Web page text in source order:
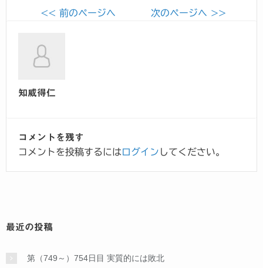
<< 前のページへ 次のページへ >>
知威得仁
コメントを残す
コメントを投稿するにはログイン してください。
最近の投稿
第（749～）754日目 実質的には敗北